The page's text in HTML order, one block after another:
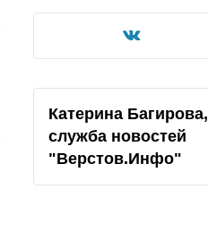
Катерина Багирова,
служба новостей
"Верстов.Инфо"